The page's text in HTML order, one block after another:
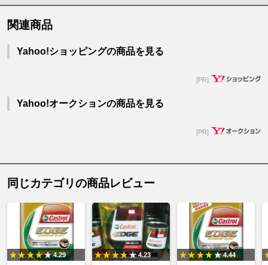
関連商品
Yahoo!ショッピングの商品を見る
[PR]
Yahoo!オークションの商品を見る
[PR]
同じカテゴリの商品レビュー
4.29 4.23 4.44